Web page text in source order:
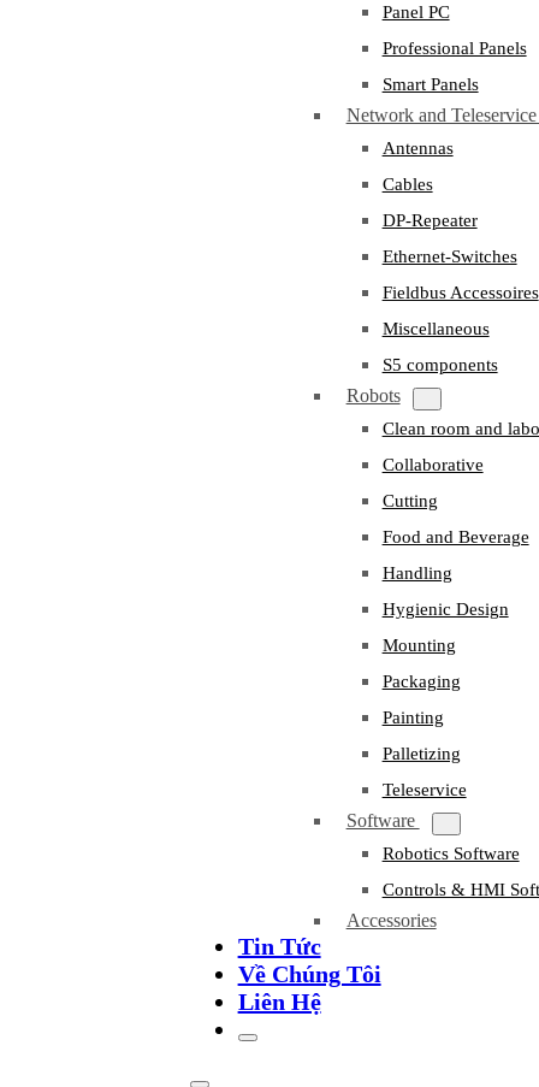
Panel PC
Professional Panels
Smart Panels
Network and
Antennas
Cables
DP-Repeater
Ethernet-Switches
Fieldbus Accessoires
Miscellaneous
S5 components
Robots
Clean room and
Collaborative
Cutting
Food and Beverage
Handling
Hygienic Design
Mounting
Packaging
Painting
Palletizing
Teleservice
Software
Robotics Software
Controls & HMI
Accessories
Tin Tức
Về Chúng Tôi
Liên Hệ